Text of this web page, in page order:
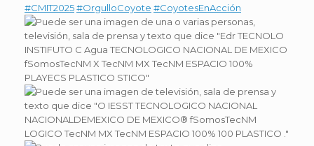
#CMIT2025#OrgulloCoyote #CoyotesEnAcción